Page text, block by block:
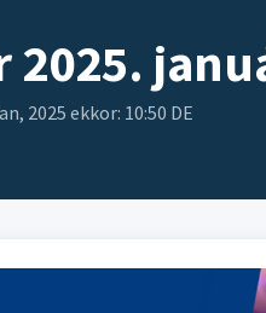
2025.
2025 ekkor: 10:50 DE